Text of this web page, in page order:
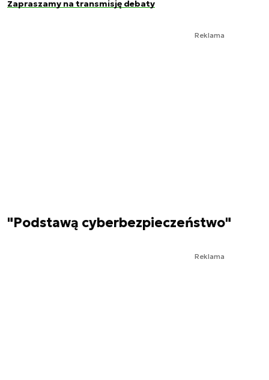
Zapraszamy na transmisję debaty
Reklama
"Podstawą cyberbezpieczeństwo"
Reklama